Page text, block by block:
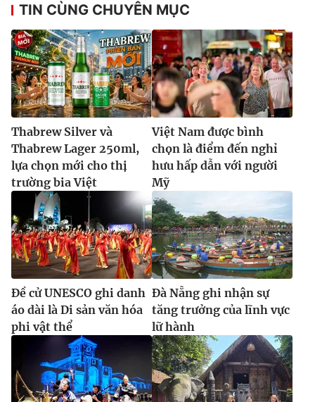
® Cấm sao chép dưới mọi hình thức nếu không có sự chấp
thuận bằng văn bản. Ghi rõ nguồn VTV.vn khi phát hành lại
thông tin từ website này.
TIN CÙNG CHUYÊN MỤC
Thabrew Silver và
Thabrew Lager 250ml,
lựa chọn mới cho thị
trường bia Việt
Việt Nam được bình
chọn là điểm đến nghỉ
hưu hấp dẫn với người
Mỹ
Đề cử UNESCO ghi danh
áo dài là Di sản văn hóa
phi vật thể
Đà Nẵng ghi nhận sự
tăng trưởng của lĩnh vực
lữ hành